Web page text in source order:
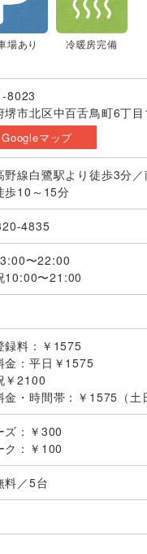
場あり 冷暖房完備
8023
堺市北区中百舌鳥町6丁
Googleマップ
野線白鷺駅より徒歩3分
歩10～15分
4835
〜22:00
10:00〜21:00
録料：￥1575
金：平日￥1575
￥2100
金・時間帯：￥1575（土
ズ：￥300
ク：￥100
料／5台